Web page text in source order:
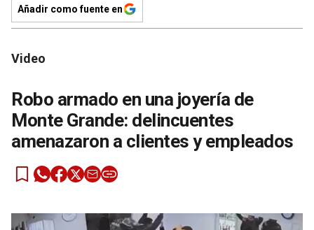
Añadir como fuente en
Video
Robo armado en una joyería de
Monte Grande: delincuentes
amenazaron a clientes y empleados